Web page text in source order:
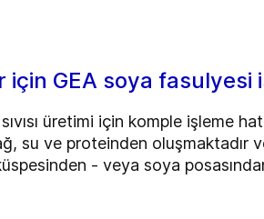
GEA soya
üretimi için komple işleme
su ve proteinden oluşmaktadır
- veya soya